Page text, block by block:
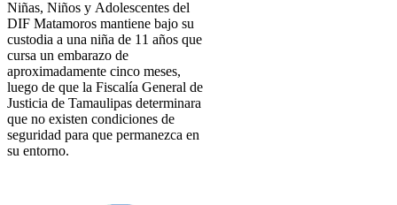
Niñas, Niños y Adolescentes del
DIF Matamoros mantiene bajo su
custodia a una niña de 11 años que
cursa un embarazo de
aproximadamente cinco meses,
luego de que la Fiscalía General de
Justicia de Tamaulipas determinara
que no existen condiciones de
seguridad para que permanezca en
su entorno.